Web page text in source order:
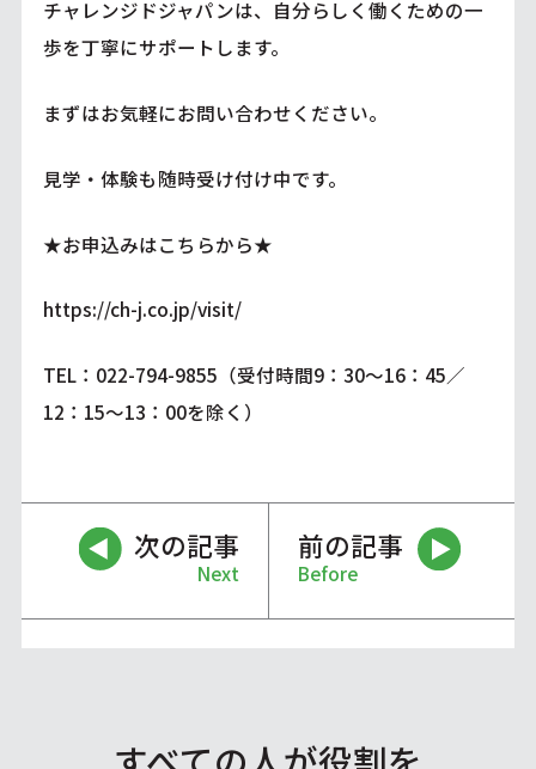
チャレンジドジャパンは、自分らしく働くための一
歩を丁寧にサポートします。
まずはお気軽にお問い合わせください。
見学・体験も随時受け付け中です。
★お申込みはこちらから★
https://ch-j.co.jp/visit/
TEL：022-794-9855（受付時間9：30～16：45／
12：15～13：00を除く）
次の記事
Next
前の記事
Before